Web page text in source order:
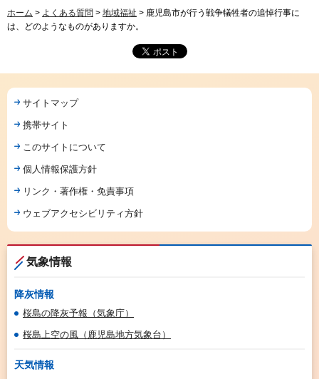
ホーム > よくある質問 > 地域福祉 > 鹿児島市が行う戦争犠牲者の追悼行事に
は、どのようなものがありますか。
サイトマップ
携帯サイト
このサイトについて
個人情報保護方針
リンク・著作権・免責事項
ウェブアクセシビリティ方針
気象情報
降灰情報
桜島の降灰予報（気象庁）
桜島上空の風（鹿児島地方気象台）
天気情報